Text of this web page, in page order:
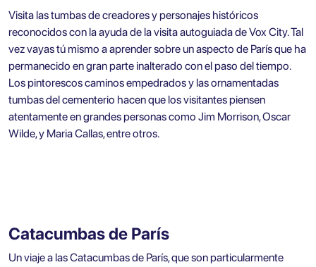
Visita las tumbas de creadores y personajes históricos
reconocidos con la ayuda de la visita autoguiada de Vox City.Tal
vez vayas tú mismo a aprender sobre un aspecto de París que ha
permanecido en gran parte inalterado con el paso del tiempo.
Los pintorescos caminos empedrados y las ornamentadas
tumbas del cementerio hacen que los visitantes piensen
atentamente en grandes personas como Jim Morrison, Oscar
Wilde, y Maria Callas, entre otros.
Catacumbas de París
Un viaje a las Catacumbas de París, que son particularmente